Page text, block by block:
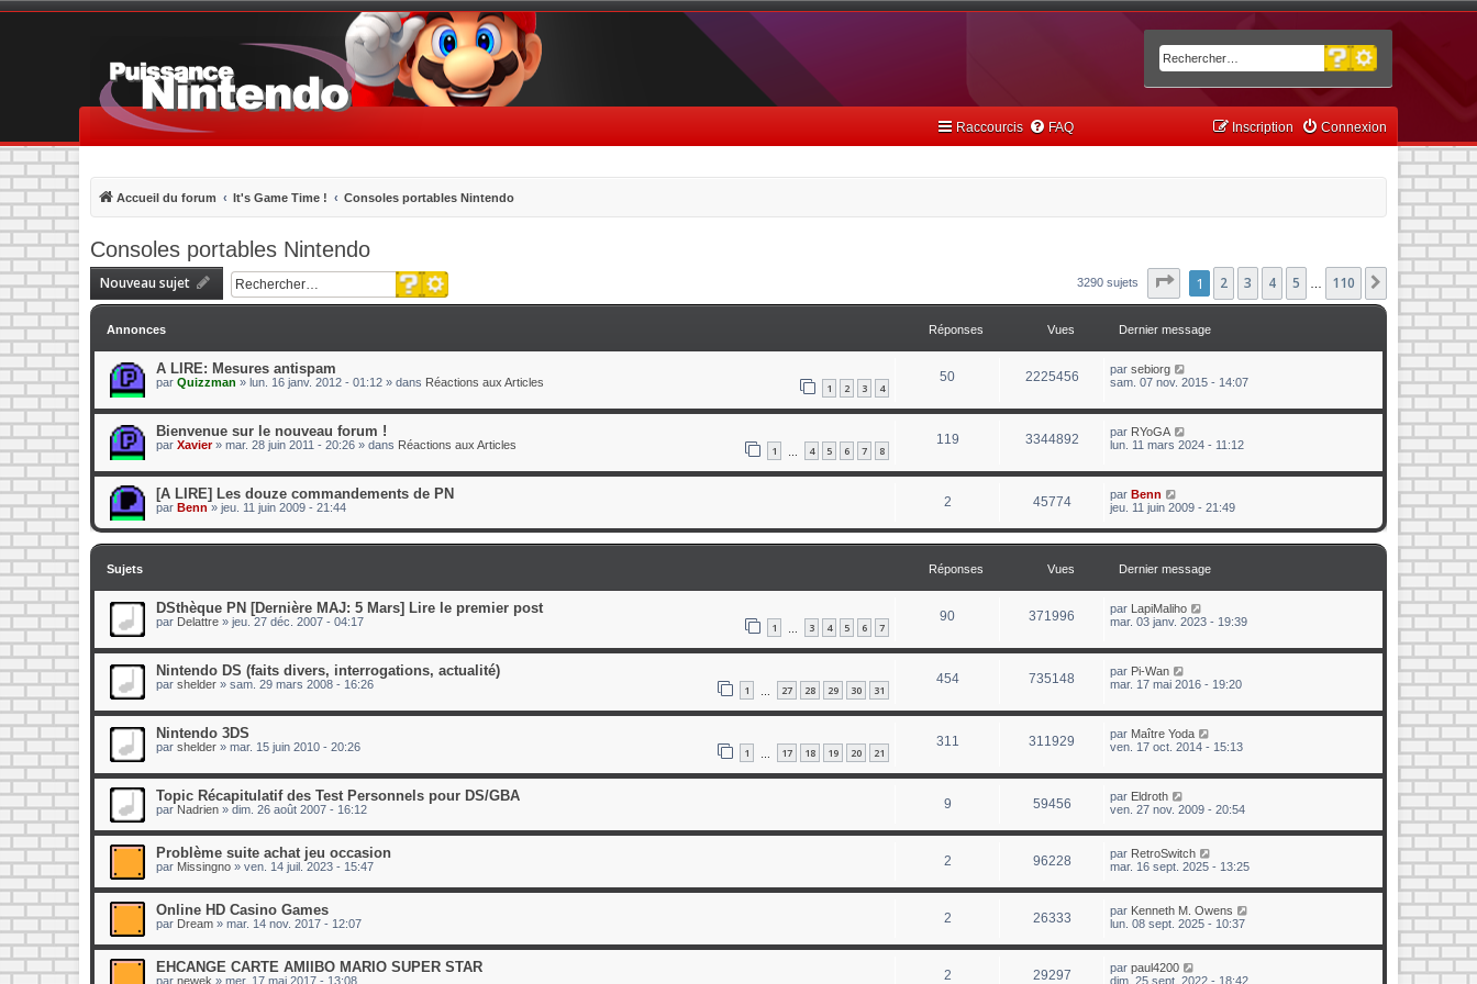
Rechercher
Recherche avancée
Raccourcis FAQ Connexion
Inscription
Accueil du forum It's Game Time ! Consoles portables Nintendo
Consoles portables Nintendo
Nouveau sujet
Rechercher
Recherche avancée 3290 sujets Page sur 110
1 2 3 4 5 110 Suivant
Annonces Réponses Vues Dernier message
A LIRE: Mesures antispam
par Quizzman » lun. 16 janv. 2012 - 01:12 » dans Réactions aux Articles 1 2 3 4
50 2225456 par sebiorg
sam. 07 nov. 2015 - 14:07
Bienvenue sur le nouveau forum !
par Xavier» mar. 28 juin 2011 - 20:26 » dans Réactions aux Articles 1 … 4 5 6 7 8
119 3344892 par RYoGA
lun. 11 mars 2024 - 11:12
[A LIRE] Les douze commandements de PN
par Benn » jeu. 11 juin 2009 - 21:44 2 45774 par Benn
jeu. 11 juin 2009 - 21:49
Sujets Réponses Vues Dernier message
DSthèque PN [Dernière MAJ: 5 Mars] Lire le premier post
par Delattre » jeu. 27 déc. 2007 - 04:17 1 … 3 4 5 6 7
90 371996 par LapiMaliho
mar. 03 janv. 2023 - 19:39
Nintendo DS (faits divers, interrogations, actualité)
par shelder » sam. 29 mars 2008 - 16:26 1 … 27 28 29 30 31
454 735148 par Pi-Wan
mar. 17 mai 2016 - 19:20
Nintendo 3DS
par shelder » mar. 15 juin 2010 - 20:26 1 … 17 18 19 20 21
311 311929 par Maître Yoda
ven. 17 oct. 2014 - 15:13
Topic Récapitulatif des Test Personnels pour DS/GBA
par Nadrien » dim. 26 août 2007 - 16:12 9 59456 par Eldroth
ven. 27 nov. 2009 - 20:54
Problème suite achat jeu occasion
par Missingno » ven. 14 juil. 2023 - 15:47 2 96228 par RetroSwitch
mar. 16 sept. 2025 - 13:25
Online HD Casino Games
par Dream » mar. 14 nov. 2017 - 12:07 2 26333 par Kenneth M. Owens
lun. 08 sept. 2025 - 10:37
EHCANGE CARTE AMIIBO MARIO SUPER STAR
par newek » mer. 17 mai 2017 - 13:08 2 29297 par paul4200
dim. 25 sept. 2022 - 18:42